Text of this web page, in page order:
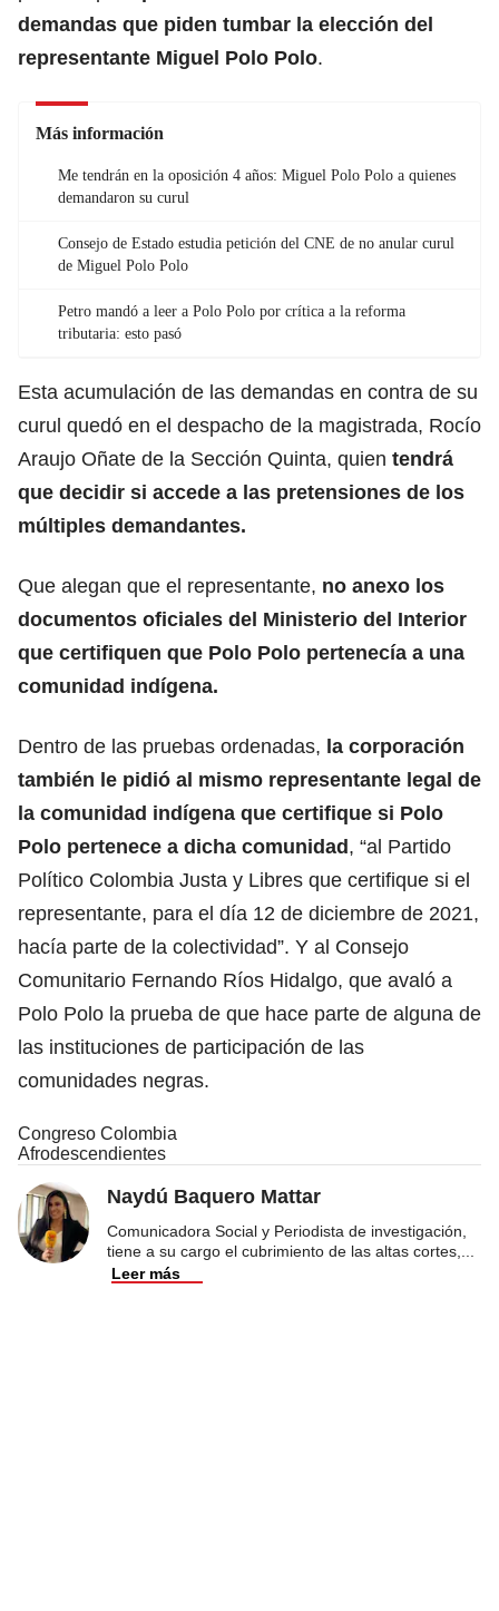
demandas que piden tumbar la elección del
representante Miguel Polo Polo.
Más información
Me tendrán en la oposición 4 años: Miguel Polo Polo a quienes
demandaron su curul
Consejo de Estado estudia petición del CNE de no anular curul
de Miguel Polo Polo
Petro mandó a leer a Polo Polo por crítica a la reforma
tributaria: esto pasó
Esta acumulación de las demandas en contra de su
curul quedó en el despacho de la magistrada, Rocío
Araujo Oñate de la Sección Quinta, quien tendrá
que decidir si accede a las pretensiones de los
múltiples demandantes.
Que alegan que el representante, no anexo los
documentos oficiales del Ministerio del Interior
que certifiquen que Polo Polo pertenecía a una
comunidad indígena.
Dentro de las pruebas ordenadas, la corporación
también le pidió al mismo representante legal de
la comunidad indígena que certifique si Polo
Polo pertenece a dicha comunidad, “al Partido
Político Colombia Justa y Libres que certifique si el
representante, para el día 12 de diciembre de 2021,
hacía parte de la colectividad”. Y al Consejo
Comunitario Fernando Ríos Hidalgo, que avaló a
Polo Polo la prueba de que hace parte de alguna de
las instituciones de participación de las
comunidades negras.
Congreso Colombia
Afrodescendientes
Naydú Baquero Mattar
Comunicadora Social y Periodista de investigación,
tiene a su cargo el cubrimiento de las altas cortes,
Leer más